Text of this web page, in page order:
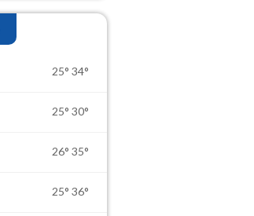
25° 34°
25° 30°
26° 35°
25° 36°